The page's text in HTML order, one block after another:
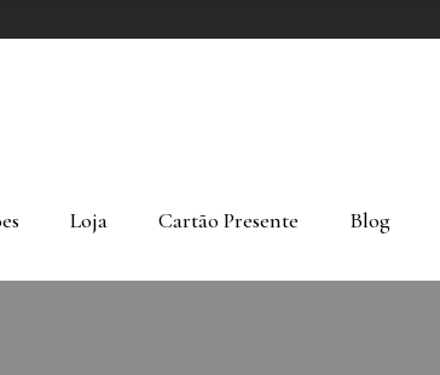
Loja Cartão Presente Blog